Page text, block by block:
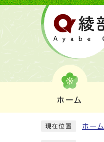
ホーム
現在位置 ホーム